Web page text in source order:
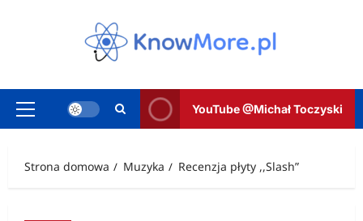
Menu
YouTube @Michał Toczyski
Strona domowa Muzyka Recenzja płyty ,,Slash”